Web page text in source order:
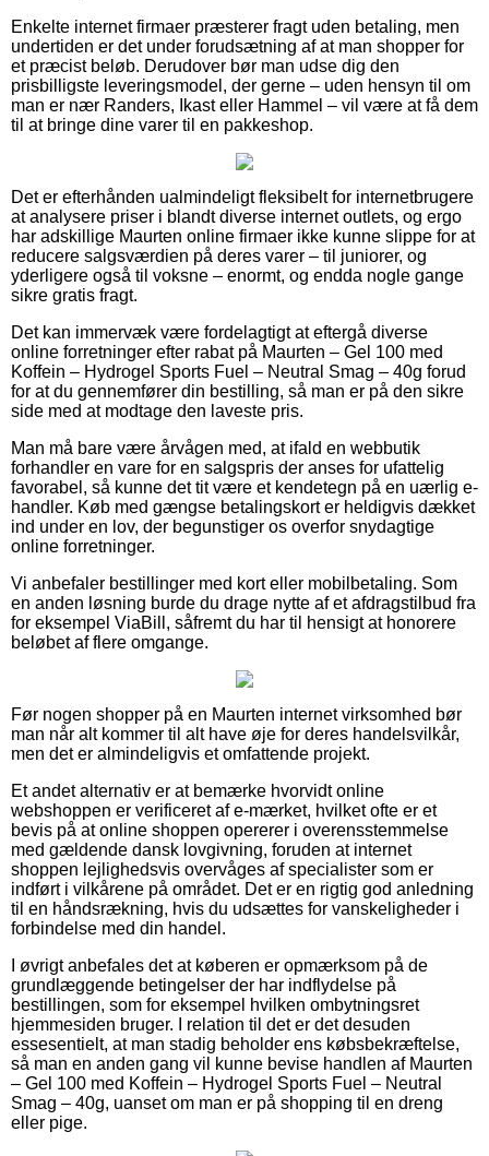
Enkelte internet firmaer præsterer fragt uden betaling, men
undertiden er det under forudsætning af at man shopper for
et præcist beløb. Derudover bør man udse dig den
prisbilligste leveringsmodel, der gerne – uden hensyn til om
man er nær Randers, Ikast eller Hammel – vil være at få dem
til at bringe dine varer til en pakkeshop.
Det er efterhånden ualmindeligt fleksibelt for internetbrugere
at analysere priser i blandt diverse internet outlets, og ergo
har adskillige Maurten online firmaer ikke kunne slippe for at
reducere salgsværdien på deres varer – til juniorer, og
yderligere også til voksne – enormt, og endda nogle gange
sikre gratis fragt.
Det kan immervæk være fordelagtigt at eftergå diverse
online forretninger efter rabat på Maurten – Gel 100 med
Koffein – Hydrogel Sports Fuel – Neutral Smag – 40g forud
for at du gennemfører din bestilling, så man er på den sikre
side med at modtage den laveste pris.
Man må bare være årvågen med, at ifald en webbutik
forhandler en vare for en salgspris der anses for ufattelig
favorabel, så kunne det tit være et kendetegn på en uærlig e-
handler. Køb med gængse betalingskort er heldigvis dækket
ind under en lov, der begunstiger os overfor snydagtige
online forretninger.
Vi anbefaler bestillinger med kort eller mobilbetaling. Som
en anden løsning burde du drage nytte af et afdragstilbud fra
for eksempel ViaBill, såfremt du har til hensigt at honorere
beløbet af flere omgange.
Før nogen shopper på en Maurten internet virksomhed bør
man når alt kommer til alt have øje for deres handelsvilkår,
men det er almindeligvis et omfattende projekt.
Et andet alternativ er at bemærke hvorvidt online
webshoppen er verificeret af e-mærket, hvilket ofte er et
bevis på at online shoppen opererer i overensstemmelse
med gældende dansk lovgivning, foruden at internet
shoppen lejlighedsvis overvåges af specialister som er
indført i vilkårene på området. Det er en rigtig god anledning
til en håndsrækning, hvis du udsættes for vanskeligheder i
forbindelse med din handel.
I øvrigt anbefales det at køberen er opmærksom på de
grundlæggende betingelser der har indflydelse på
bestillingen, som for eksempel hvilken ombytningsret
hjemmesiden bruger. I relation til det er det desuden
essesentielt, at man stadig beholder ens købsbekræftelse,
så man en anden gang vil kunne bevise handlen af Maurten
– Gel 100 med Koffein – Hydrogel Sports Fuel – Neutral
Smag – 40g, uanset om man er på shopping til en dreng
eller pige.